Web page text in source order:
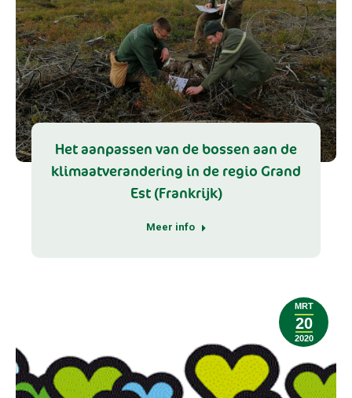
Het aanpassen van de bossen aan de
klimaatverandering in de regio Grand
Est (Frankrijk)
Meer info
MRT
20
2020